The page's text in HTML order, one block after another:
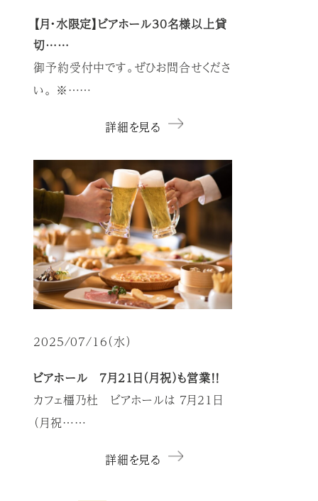
【月・水限定】ビアホール30名様以上貸
切……
御予約受付中です。ぜひお問合せくださ
い。 ※……
詳細を見る
2025/07/16（水）
ビアホール 7月21日（月祝）も営業！！
カフェ橿乃杜 ビアホールは ７月21日
（月祝……
詳細を見る